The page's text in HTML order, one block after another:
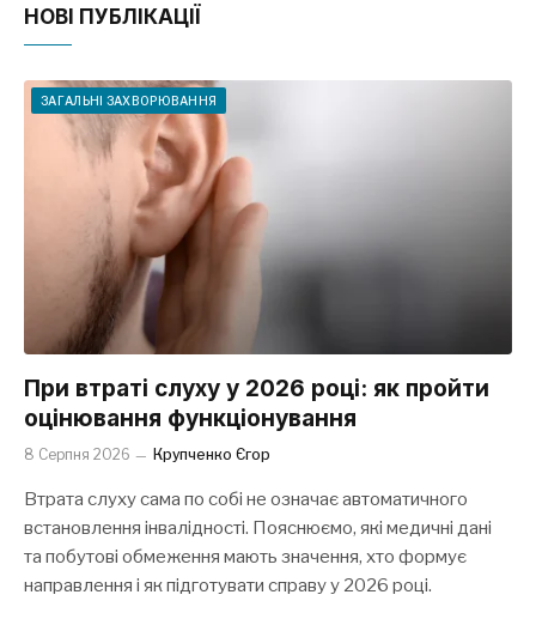
НОВІ ПУБЛІКАЦІЇ
ЗАГАЛЬНІ ЗАХВОРЮВАННЯ
При втраті слуху у 2026 році: як пройти
оцінювання функціонування
8 Серпня 2026 Крупченко Єгор
Втрата слуху сама по собі не означає автоматичного
встановлення інвалідності. Пояснюємо, які медичні дані
та побутові обмеження мають значення, хто формує
направлення і як підготувати справу у 2026 році.